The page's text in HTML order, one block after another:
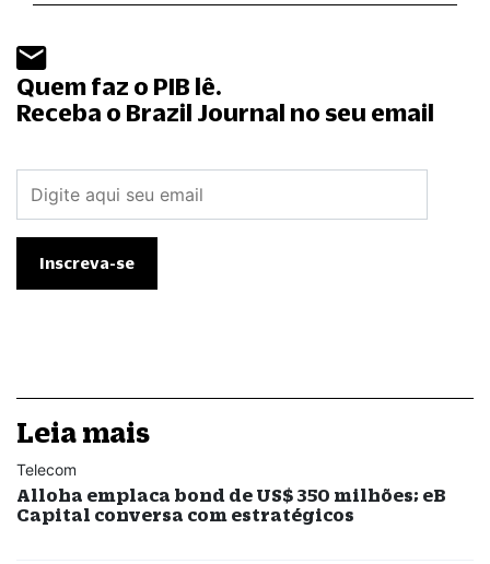
Quem faz o PIB lê.
Receba o Brazil Journal no seu email
Leia mais
Telecom
Alloha emplaca bond de US$ 350 milhões; eB
Capital conversa com estratégicos